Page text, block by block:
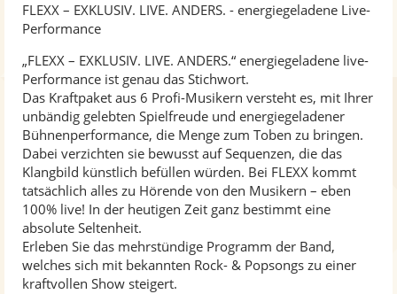
FLEXX – EXKLUSIV. LIVE. ANDERS. - energiegeladene Live-
Performance
„FLEXX – EXKLUSIV. LIVE. ANDERS.“ energiegeladene live-
Performance ist genau das Stichwort.
Das Kraftpaket aus 6 Profi-Musikern versteht es, mit Ihrer
unbändig gelebten Spielfreude und energiegeladener
Bühnenperformance, die Menge zum Toben zu bringen.
Dabei verzichten sie bewusst auf Sequenzen, die das
Klangbild künstlich befüllen würden. Bei FLEXX kommt
tatsächlich alles zu Hörende von den Musikern – eben
100% live! In der heutigen Zeit ganz bestimmt eine
absolute Seltenheit.
Erleben Sie das mehrstündige Programm der Band,
welches sich mit bekannten Rock- & Popsongs zu einer
kraftvollen Show steigert.